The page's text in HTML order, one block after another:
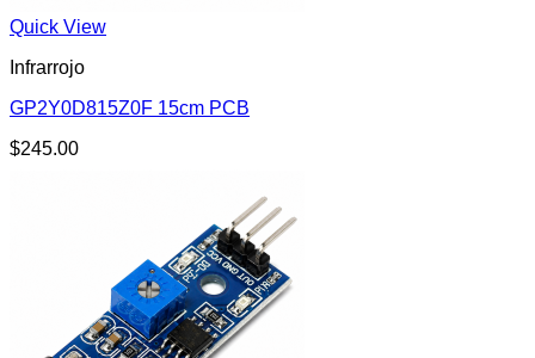
Quick View
Infrarrojo
GP2Y0D815Z0F 15cm PCB
$245.00